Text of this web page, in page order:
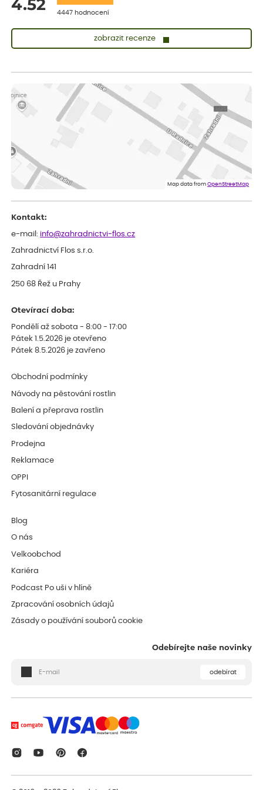
4.52 4447 hodnocení
zobrazit recenze
vše v naprostém pořádku
ověřený nákup
Jana
Flos je nejlepší &#129321;
Map data fromOpenStreetMap
Kontakt:
e-mail: info@zahradnictvi-flos.cz
Zahradnictví Flos s.r.o.
Zahradní 141
250 68 Řež u Prahy
Otevírací doba:
Pondělí až sobota - 8:00 - 17:00
Pátek 1.5.2026 je otevřeno
Pátek 8.5.2026 je zavřeno
Obchodní podmínky
Návody na pěstování rostlin
Balení a přeprava rostlin
Sledování objednávky
Prodejna
Reklamace
OPPI
Fytosanitární regulace
Blog
O nás
Velkoobchod
Kariéra
Podcast Po uši v hlíně
Zpracování osobních údajů
Zásady o používání souborů cookie
Odebírejte naše novinky
odebírat